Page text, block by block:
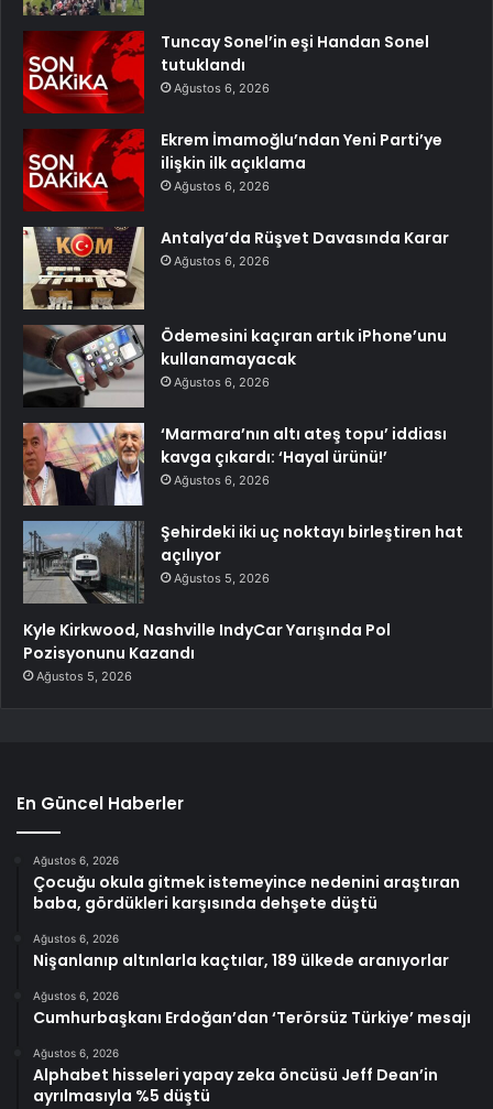
Tuncay Sonel’in eşi Handan Sonel
tutuklandı
Ağustos 6, 2026
Ekrem İmamoğlu’ndan Yeni Parti’ye
ilişkin ilk açıklama
Ağustos 6, 2026
Antalya’da Rüşvet Davasında Karar
Ağustos 6, 2026
Ödemesini kaçıran artık iPhone’unu
kullanamayacak
Ağustos 6, 2026
‘Marmara’nın altı ateş topu’ iddiası
kavga çıkardı: ‘Hayal ürünü!’
Ağustos 6, 2026
Şehirdeki iki uç noktayı birleştiren hat
açılıyor
Ağustos 5, 2026
Kyle Kirkwood, Nashville IndyCar Yarışında Pol
Pozisyonunu Kazandı
Ağustos 5, 2026
En Güncel Haberler
Ağustos 6, 2026
Çocuğu okula gitmek istemeyince nedenini araştıran
baba, gördükleri karşısında dehşete düştü
Ağustos 6, 2026
Nişanlanıp altınlarla kaçtılar, 189 ülkede aranıyorlar
Ağustos 6, 2026
Cumhurbaşkanı Erdoğan’dan ‘Terörsüz Türkiye’ mesajı
Ağustos 6, 2026
Alphabet hisseleri yapay zeka öncüsü Jeff Dean’in
ayrılmasıyla %5 düştü